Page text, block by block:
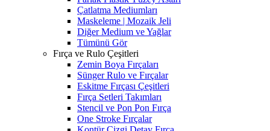
Çatlatma Mediumları
Maskeleme | Mozaik Jeli
Diğer Medium ve Yağlar
Tümünü Gör
Fırça ve Rulo Çeşitleri
Zemin Boya Fırçaları
Sünger Rulo ve Fırçalar
Eskitme Fırçası Çeşitleri
Fırça Setleri Takımları
Stencil ve Pon Pon Fırça
One Stroke Fırçalar